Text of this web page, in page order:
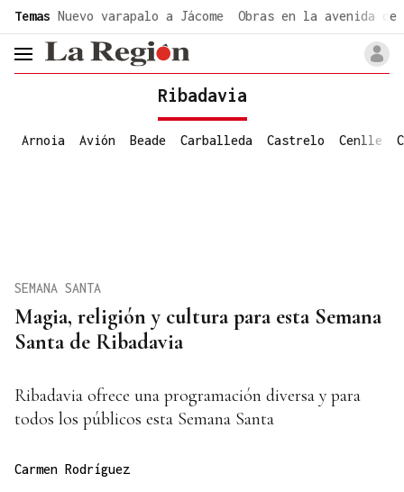
Temas Nuevo varapalo a Jácome Obras en la avenida de
header.menu.open
Ribadavia
Arnoia Avión Beade Carballeda Castrelo Cenlle
Magia, religión y cultura para esta Semana
Santa de Ribadavia
SEMANA SANTA
Ribadavia ofrece una programación diversa y para
todos los públicos esta Semana Santa
Carmen Rodríguez